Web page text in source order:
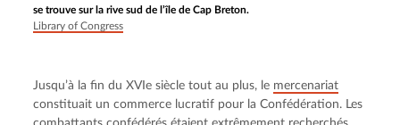
se trouve sur la rive sud de l’île de Cap Breton.
Library of Congress
Jusqu’à la fin du XVIe siècle tout au plus, le mercenariat
constituait un commerce lucratif pour la Confédération. Les